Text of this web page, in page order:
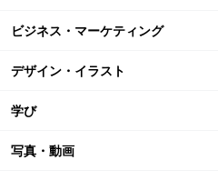
ビジネス・マーケティング
デザイン・イラスト
学び
写真・動画